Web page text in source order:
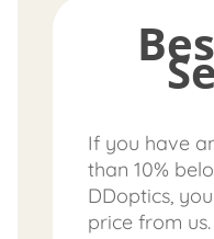
If you have
than 10%
DDoptics,
price from us.